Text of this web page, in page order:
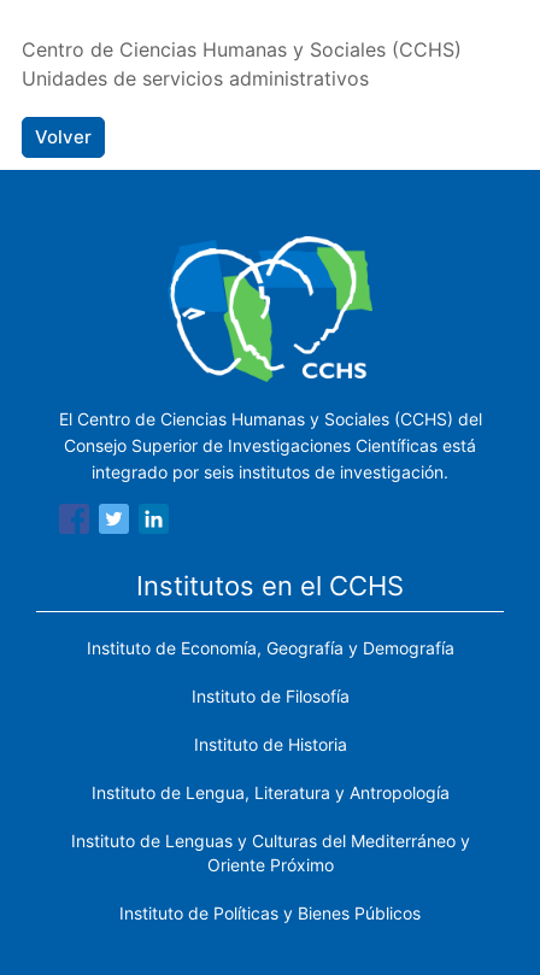
Centro de Ciencias Humanas y Sociales (CCHS)
Unidades de servicios administrativos
Volver
El Centro de Ciencias Humanas y Sociales (CCHS) del
Consejo Superior de Investigaciones Científicas está
integrado por seis institutos de investigación.
Institutos en el CCHS
Instituto de Economía, Geografía y Demografía
Instituto de Filosofía
Instituto de Historia
Instituto de Lengua, Literatura y Antropología
Instituto de Lenguas y Culturas del Mediterráneo y
Oriente Próximo
Instituto de Políticas y Bienes Públicos